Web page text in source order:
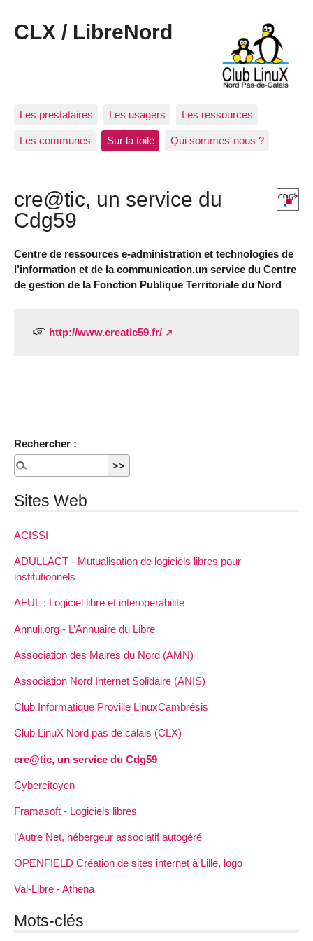
CLX / LibreNord
Les prestataires Les usagers Les ressources
Les communes Sur la toile Qui sommes-nous ?
cre@tic, un service du
Cdg59
Centre de ressources e-administration et technologies de
l’information et de la communication,un service du Centre
de gestion de la Fonction Publique Territoriale du Nord
http://www.creatic59.fr/
Rechercher :
Sites Web
ACISSI
ADULLACT - Mutualisation de logiciels libres pour
institutionnels
AFUL : Logiciel libre et interoperabilite
Annuli.org - L’Annuaire du Libre
Association des Maires du Nord (AMN)
Association Nord Internet Solidaire (ANIS)
Club Informatique Proville LinuxCambrésis
Club LinuX Nord pas de calais (CLX)
cre@tic, un service du Cdg59
Cybercitoyen
Framasoft - Logiciels libres
l’Autre Net, hébergeur associatif autogéré
OPENFIELD Création de sites internet à Lille, logo
Val-Libre - Athena
Mots-clés